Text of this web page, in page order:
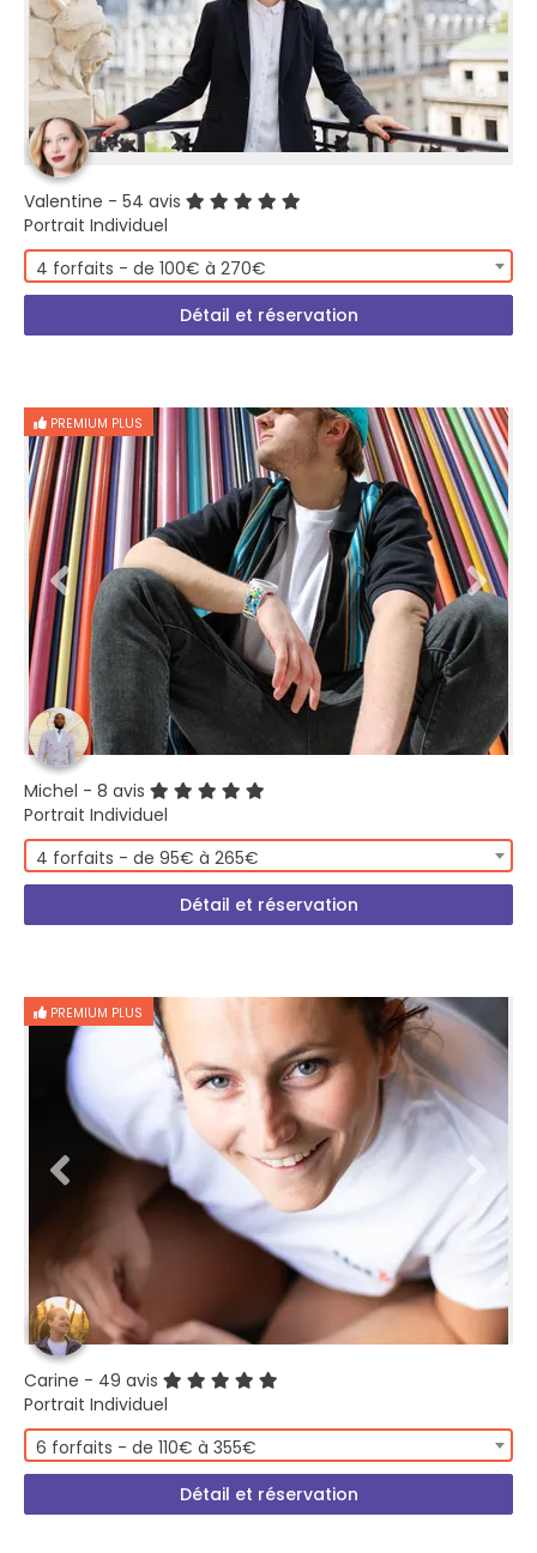
Valentine - 54 avis
Portrait Individuel
4 forfaits - de 100€ à 270€
Détail et réservation
PREMIUM PLUS
Michel - 8 avis
Portrait Individuel
4 forfaits - de 95€ à 265€
Détail et réservation
PREMIUM PLUS
Carine - 49 avis
Portrait Individuel
6 forfaits - de 110€ à 355€
Détail et réservation